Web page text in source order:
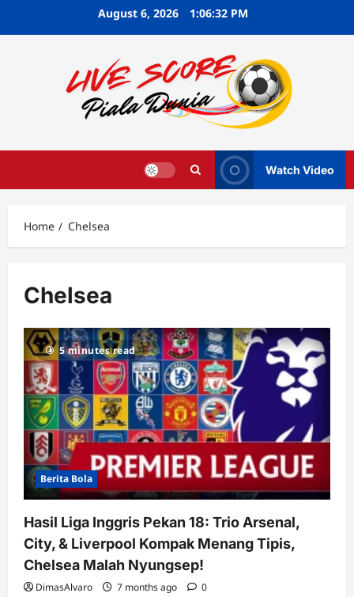
August 6, 2026 1:06:33 PM
Watch Video
Home Chelsea
Chelsea
5 minutes read
Berita Bola
Hasil Liga Inggris Pekan 18: Trio Arsenal,
City, & Liverpool Kompak Menang Tipis,
Chelsea Malah Nyungsep!
DimasAlvaro 7 months ago 0